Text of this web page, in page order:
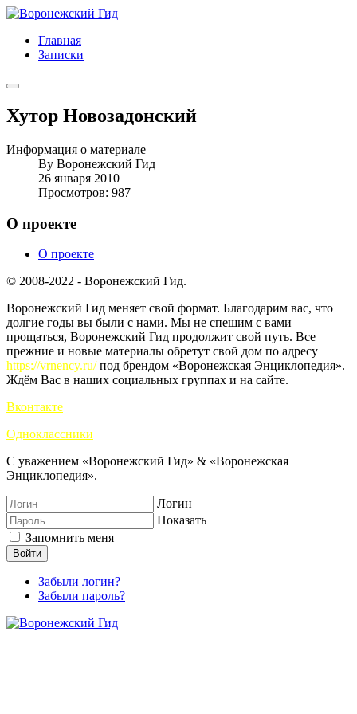
Главная
Записки
Хутор Новозадонский
Информация о материале
By Воронежский Гид
26 января 2010
Просмотров: 987
О проекте
О проекте
© 2008-2022 - Воронежский Гид.
Воронежский Гид меняет свой формат. Благодарим вас, что
долгие годы вы были с нами. Мы не спешим с вами
прощаться, Воронежский Гид продолжит свой путь. Все
прежние и новые материалы обретут свой дом по адресу
https://vrnency.ru/под брендом «Воронежская Энциклопедия».
Ждём Вас в наших социальных группах и на сайте.
Вконтакте
Одноклассники
С уважением «Воронежский Гид» & «Воронежская
Энциклопедия».
Логин
Показать
Запомнить меня
Войти
Забыли логин?
Забыли пароль?